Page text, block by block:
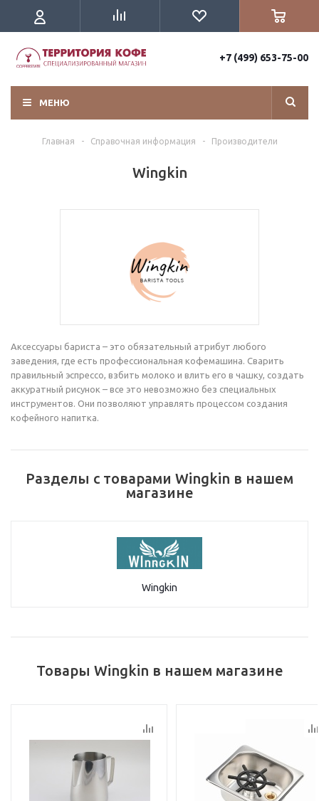
+7 (499) 653-75-00
МЕНЮ
Главная - Справочная информация - Производители
Wingkin
Аксессуары бариста – это обязательный атрибут любого
заведения, где есть профессиональная кофемашина. Сварить
правильный эспрессо, взбить молоко и влить его в чашку, создать
аккуратный рисунок – все это невозможно без специальных
инструментов. Они позволяют управлять процессом создания
кофейного напитка.
Разделы с товарами Wingkin в нашем
магазине
Wingkin
Товары Wingkin в нашем магазине